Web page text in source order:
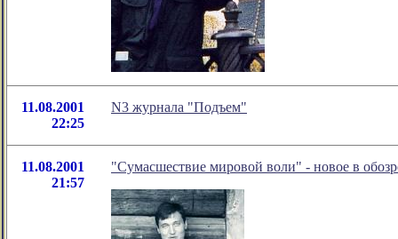
11.08.2001
22:25
N3 журнала "Подъем"
11.08.2001
21:57
"Сумасшествие мировой воли" - новое в